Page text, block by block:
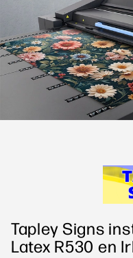
Síguenos
Soluciones de flujo de
Sostenibilidad
Tapley Signs
Latex R530 en